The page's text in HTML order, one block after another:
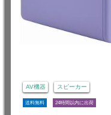
AV機器 スピーカー
送料無料 24時間以内に出荷